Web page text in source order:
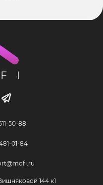
50-88
01-84
144 к1